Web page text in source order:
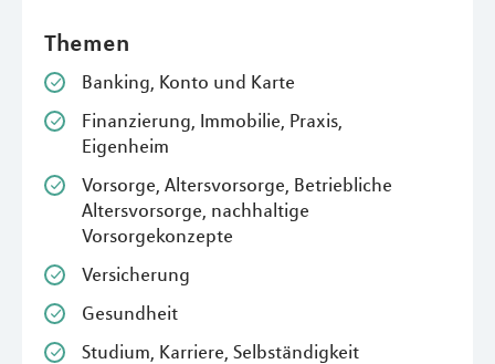
Themen
Banking, Konto und Karte
Finanzierung, Immobilie, Praxis,
Eigenheim
Vorsorge, Altersvorsorge, Betriebliche
Altersvorsorge, nachhaltige
Vorsorgekonzepte
Versicherung
Gesundheit
Studium, Karriere, Selbständigkeit